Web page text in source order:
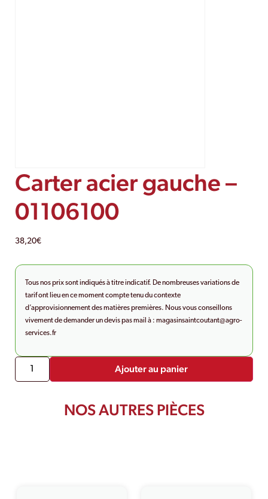
Carter acier gauche –
01106100
38,20€
Tous nos prix sont indiqués à titre indicatif. De nombreuses variations de
tarif ont lieu en ce moment compte tenu du contexte
d’approvisionnement des matières premières. Nous vous conseillons
vivement de demander un devis pas mail à : magasinsaintcoutant@agro-
services.fr
Ajouter au panier
NOS AUTRES PIÈCES